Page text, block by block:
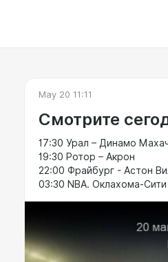
May 20 11:11
Смотрите
17:30 Урал – Динамо
19:30 Ротор – Акрон
22:00 Фрайбург - Астон
03:30 NBA. Оклахома-